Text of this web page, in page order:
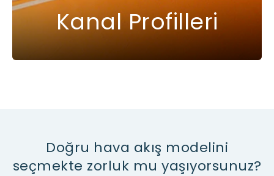
Kanal Profilleri
Doğru hava akış modelini
seçmekte zorluk mu yaşıyorsunuz?